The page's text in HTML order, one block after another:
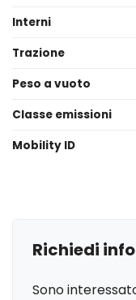
Interni
Trazione
Peso a vuoto
Classe emissioni
Mobility ID
Richiedi
Sono